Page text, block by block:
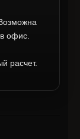
Возможна
офис.
расчет.